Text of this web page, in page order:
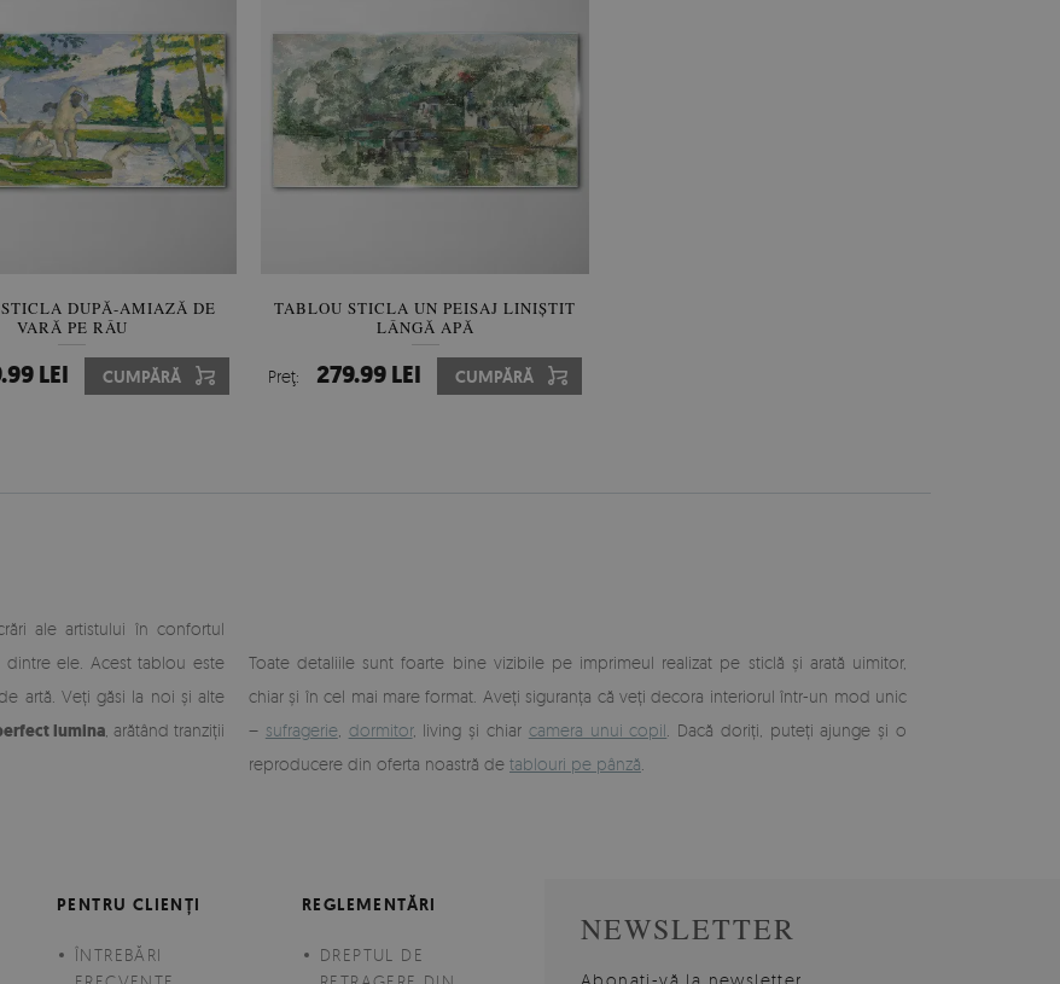
DUPĂ-AMIAZĂ DE
VARĂ PE RÂU
LEI CUMPĂRĂ
TABLOU STICLA UN PEISAJ LINIȘTIT
LÂNGĂ APĂ
Preţ: 279.99 LEI CUMPĂRĂ
ale artistului în confortul
dintre ele. Acest tablou este
artă. Veți găsi la noi și alte
lumina , arătând tranziții
Toate detaliile sunt foarte bine vizibile pe imprimeul realizat pe sticlă și arată uimitor,
chiar și în cel mai mare format. Aveți siguranța că veți decora interiorul într-un mod unic
– sufragerie, dormitor, living și chiar camera unui copil . Dacă doriți, puteți ajunge și o
reproducere din oferta noastră de tablouri pe pânză
PENTRU CLIENȚI
ÎNTREBĂRI
REGLEMENTĂRI
DREPTUL DE
NEWSLETTER
Abonați-vă la newsletter